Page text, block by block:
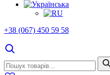
+38 (067) 450 59 58